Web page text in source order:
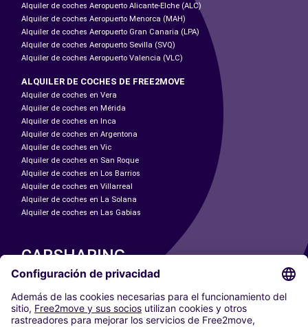
Alquiler de coches Aeropuerto Alicante-Elche (ALC)
Alquiler de coches Aeropuerto Menorca (MAH)
Alquiler de coches Aeropuerto Gran Canaria (LPA)
Alquiler de coches Aeropuerto Sevilla (SVQ)
Alquiler de coches Aeropuerto Valencia (VLC)
ALQUILER DE COCHES DE FREE2MOVE
Alquiler de coches en Vera
Alquiler de coches en Mérida
Alquiler de coches en Inca
Alquiler de coches en Argentona
Alquiler de coches en Vic
Alquiler de coches en San Roque
Alquiler de coches en Los Barrios
Alquiler de coches en Villarreal
Alquiler de coches en La Solana
Alquiler de coches en Las Gabias
CARSHARING
NUESTRAS CIUDADES
Paris
Madrid
Washington DC